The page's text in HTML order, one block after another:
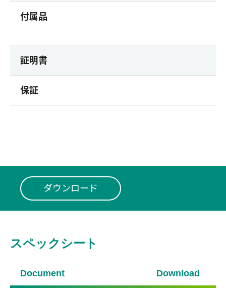
付属品
証明書
保証
ダウンロード
スペックシート
Document Download